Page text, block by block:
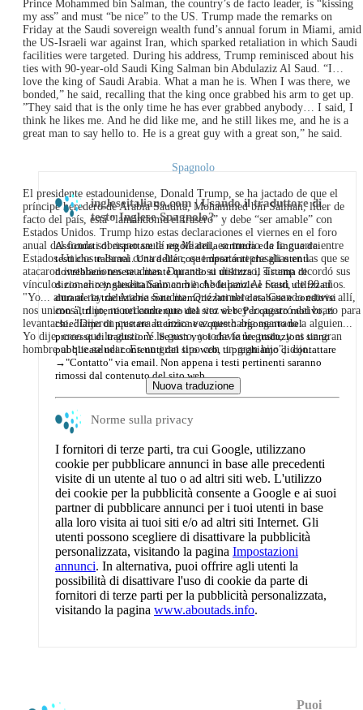
Prince Mohammed bin Salman, the country’s de facto leader, is “kissing
my ass” and must “be nice” to the US. Trump made the remarks on
Friday at the Saudi sovereign wealth fund’s annual forum in Miami, amid
the US-Israeli war against Iran, which sparked retaliation in which Saudi
facilities were targeted. During his address, Trump reminisced about his
ties with 90-year-old Saudi King Salman bin Abdulaziz Al Saud. “I…
love the king of Saudi Arabia. What a man he is. When I was there, we
bonded,” he said, recalling that the king once grabbed his arm to get up.
”They said that is the only time he has ever grabbed anybody… I said, I
think he likes me. And he did like me, and he still likes me, and he is a
great man to say hello to. He is a great guy with a great son,” he said.
Spagnolo
El presidente estadounidense, Donald Trump, se ha jactado de que el
príncipe heredero de Arabia Saudita, Mohammed bin Salman, líder de
facto del país, está “lamándome el trasero” y debe “ser amable” con
Estados Unidos. Trump hizo estas declaraciones el viernes en el foro
anual del fondo soberano saudí en Miami, en medio de la guerra entre
Estados Unidos e Israel contra Irán, que desató represalias en las que se
atacaron instalaciones sauditas. Durante su discurso, Trump recordó sus
vínculos con el rey saudita Salman bin Abdulaziz Al Saud, de 90 años.
"Yo... amo al rey de Arabia Saudita. Qué hombre es. Cuando estuve allí,
nos unimos", dijo, recordando que una vez el rey lo agarró del brazo para
levantarse. "Dijeron que era la única vez que había agarrado a alguien...
Yo dije, creo que le gusto. Y le gusto, y todavía le gusto, y es un gran
hombre al que saludar. Es un gran tipo con un gran hijo", dijo.
ingleseitaliano.com | Usando il traduttore di
testo Inglese Spagnolo?
Assicurati di rispettare le regole della scrittura e la lingua dei
testi che tradurrai. Una delle cose importanti che gli utenti
dovrebbero tenere a mente quando si utilizza il sistema di
dizionario ingleseitaliano.com è che le parole e i testi utilizzati
durante la traduzione sono memorizzati nel database e condivisi
con altri utenti nel contenuto del sito web. Per questo motivo, ti
chiediamo di prestare attenzione a questo argomento nel
processo di traduzione. Se non vuoi che le tue traduzioni siano
pubblicate nei contenuti del sito web, ti preghiamo di contattare
→"Contatto" via email. Non appena i testi pertinenti saranno
rimossi dal contenuto del sito web.
Norme sulla privacy
I fornitori di terze parti, tra cui Google, utilizzano
cookie per pubblicare annunci in base alle precedenti
visite di un utente al tuo o ad altri siti web. L'utilizzo
dei cookie per la pubblicità consente a Google e ai suoi
partner di pubblicare annunci per i tuoi utenti in base
alla loro visita ai tuoi siti e/o ad altri siti Internet. Gli
utenti possono scegliere di disattivare la pubblicità
personalizzata, visitando la pagina Impostazioni
annunci. In alternativa, puoi offrire agli utenti la
possibilità di disattivare l'uso di cookie da parte di
fornitori di terze parti per la pubblicità personalizzata,
visitando la pagina www.aboutads.info.
Puoi